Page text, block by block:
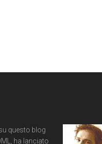
questo blog
ha lanciato